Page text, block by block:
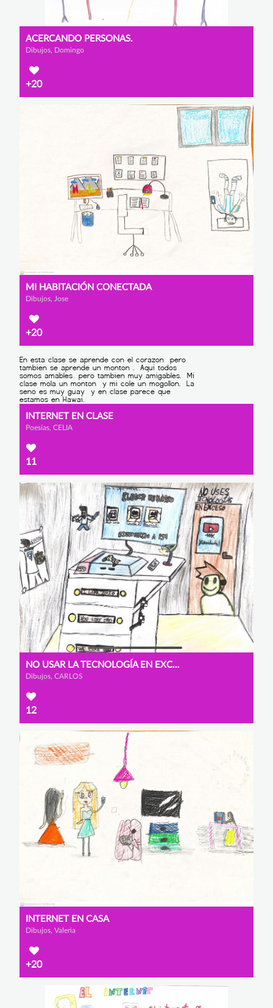
ACERCANDO PERSONAS.
Dibujos, Domingo
+20
MI HABITACIÓN CONECTADA
Dibujos, Jose
+20
INTERNET EN CLASE
Poesías, CELIA
11
NO USAR LA TECNOLOGÍA EN EXCESO
Dibujos, CARLOS
12
INTERNET EN CASA
Dibujos, Valeria
+20